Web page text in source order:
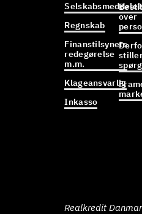
Regnskab
Finanstilsynets
redegørelse
m.m.
Klageansvarlig
Inkasso
over
Realkredit